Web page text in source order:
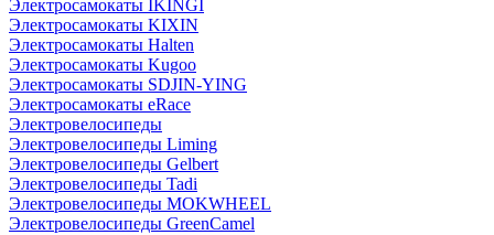
Электросамокаты IKINGI
Электросамокаты KIXIN
Электросамокаты Halten
Электросамокаты Kugoo
Электросамокаты SDJIN-YING
Электросамокаты eRace
Электровелосипеды
Электровелосипеды Liming
Электровелосипеды Gelbert
Электровелосипеды Tadi
Электровелосипеды MOKWHEEL
Электровелосипеды GreenCamel